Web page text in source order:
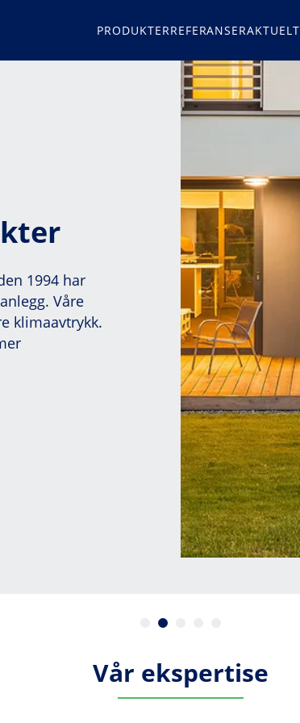
PRODUKTERREFERANSERAKTUELT
1994 har
Våre
klimaavtrykk.
Vår ekspertise